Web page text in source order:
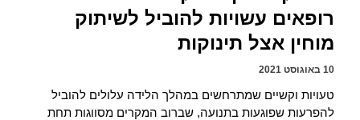
רופאים עשויות להוביל לשיתוק
מוחין אצל תינוקות
10 באוגוסט 2021
טעויות וקשיים שמתרחשים במהלך הלידה עלולים להוביל
להפרעות שפוגעות בתנועה, שברוב המקרים מסווגות תחת